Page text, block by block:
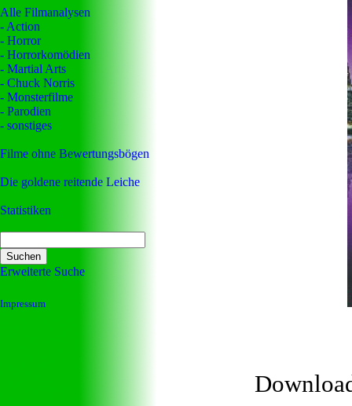
Alle Filmanalysen
- Action
- Horror
- Horrorkomödien
- Martial Arts
- Chuck Norris
- Monsterfilme
- Parodien
- sonstiges
Filme ohne Bewertungsbögen
Die goldene reitende Leiche
Statistiken
Erweiterte Suche
Impressum